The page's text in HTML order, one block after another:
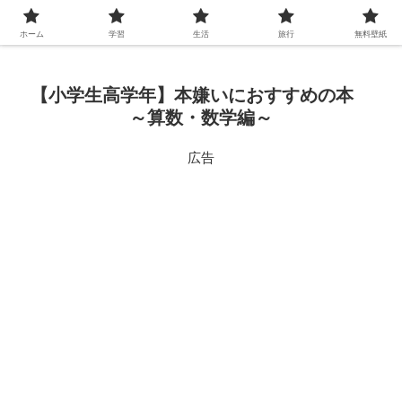
【小学生高学年】本嫌いにおすすめの本
～算数・数学編～
広告
ホーム 学習 生活 旅行 無料壁紙